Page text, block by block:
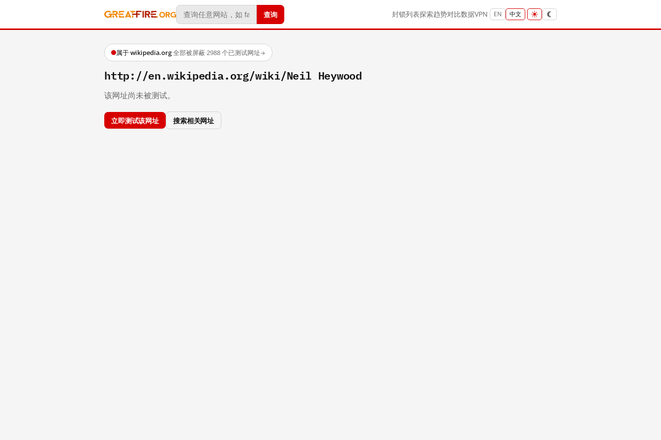
查询 封锁列表探索趋势对比数据VPN EN 中文
属于 wikipedia.org·全部被屏蔽·2988 个已测试网址→
http://en.wikipedia.org/wiki/Neil Heywood
该网址尚未被测试。
立即测试该网址 搜索相关网址